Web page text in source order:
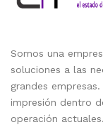
Somos una
soluciones a las
grandes
impresión dentro
operación actuales.